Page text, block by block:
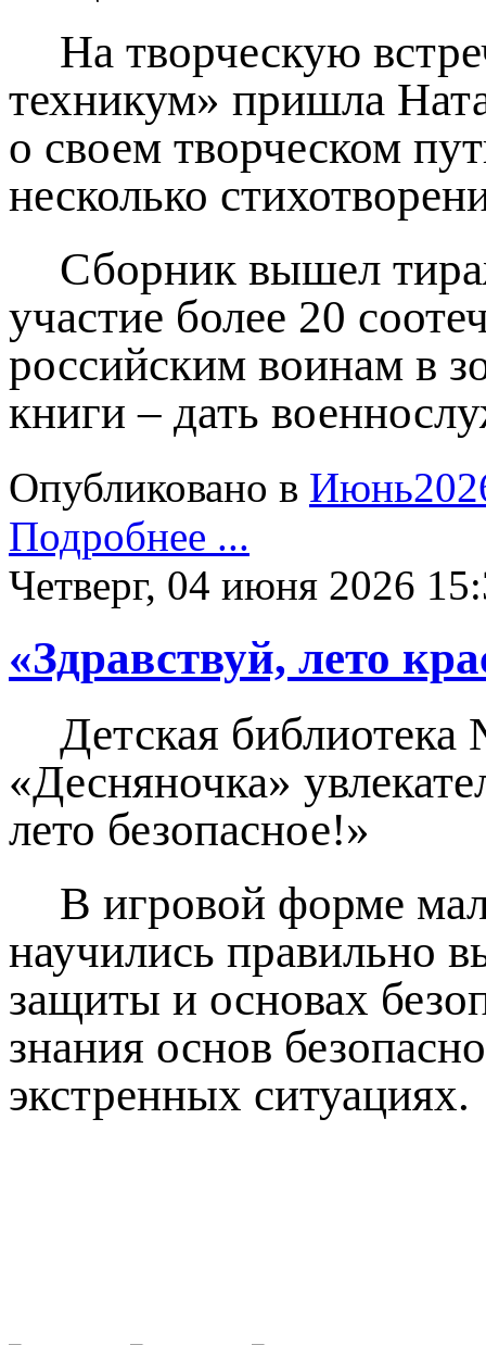
На творческую
техникум» пришла
о своем творческом
несколько
Сборник вышел
участие более 20
российским воинам в
книги – дать
Опубликовано в
Подробнее ...
Четверг, 04 июня 2026
«Здравствуй, лето
Детская библиотека
«Десняночка»
лето безопасное!»
В игровой форме
научились правильно
защиты и основах
знания основ
экстренных ситуациях.